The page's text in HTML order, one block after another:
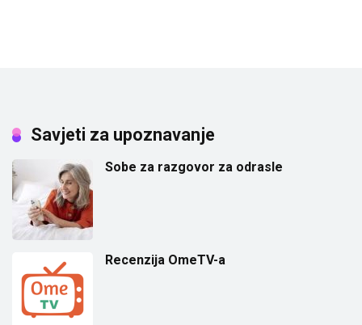
Savjeti za upoznavanje
Sobe za razgovor za odrasle
Recenzija OmeTV-a